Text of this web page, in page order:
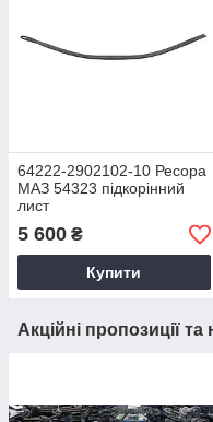
64222-2902102-10 Ресора
МАЗ 54323 підкорінний
лист
5 600 ₴
Купити
Акційні пропозиції